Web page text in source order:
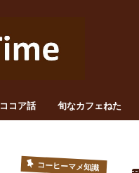
ココア話 旬なカフェねた
コーヒーマメ知識